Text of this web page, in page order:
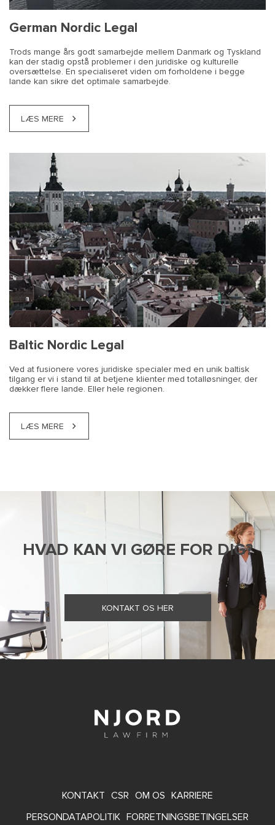
German Nordic Legal
Trods mange års godt samarbejde mellem Danmark og Tyskland
kan der stadig opstå problemer i den juridiske og kulturelle
oversættelse. En specialiseret viden om forholdene i begge
lande kan sikre det optimale samarbejde.
LÆS MERE
Baltic Nordic Legal
Ved at fusionere vores juridiske specialer med en unik baltisk
tilgang er vi i stand til at betjene klienter med totalløsninger, der
dækker flere lande. Eller hele regionen.
LÆS MERE
HVAD KAN VI GØRE FOR DIG?
KONTAKT OS HER
FOOTER
MENU
KONTAKT CSR OM OS KARRIERE
PERSONDATAPOLITIK FORRETNINGSBETINGELSER